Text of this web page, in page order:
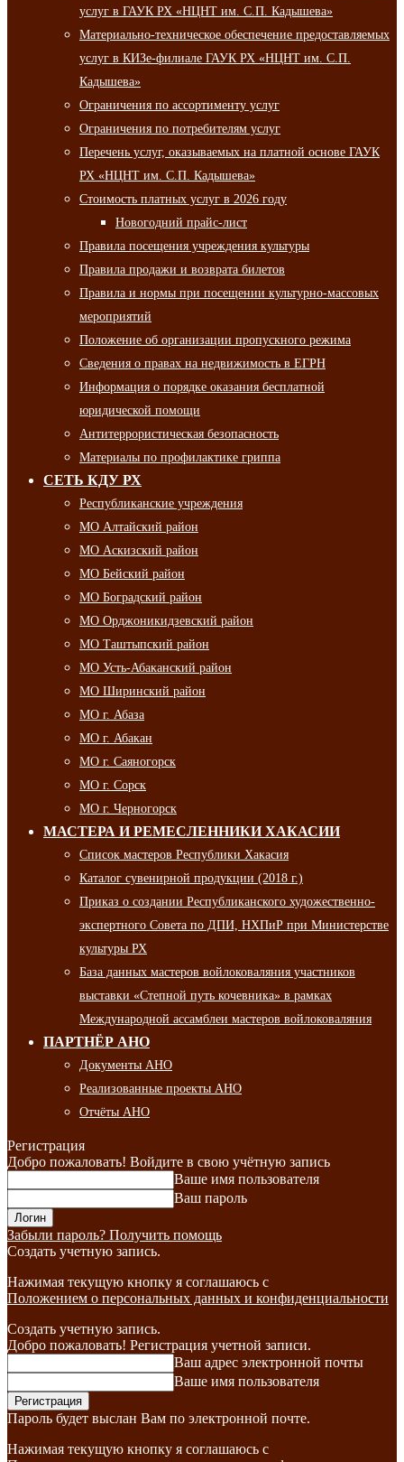
услуг в ГАУК РХ «НЦНТ им. С.П. Кадышева»
Материально-техническое обеспечение предоставляемых
услуг в КИЗе-филиале ГАУК РХ «НЦНТ им. С.П.
Кадышева»
Ограничения по ассортименту услуг
Ограничения по потребителям услуг
Перечень услуг, оказываемых на платной основе ГАУК
РХ «НЦНТ им. С.П. Кадышева»
Стоимость платных услуг в 2026 году
Новогодний прайс-лист
Правила посещения учреждения культуры
Правила продажи и возврата билетов
Правила и нормы при посещении культурно-массовых
мероприятий
Положение об организации пропускного режима
Сведения о правах на недвижимость в ЕГРН
Информация о порядке оказания бесплатной
юридической помощи
Антитеррористическая безопасность
Материалы по профилактике гриппа
СЕТЬ КДУ РХ
Республиканские учреждения
МО Алтайский район
МО Аскизский район
МО Бейский район
МО Боградский район
МО Орджоникидзевский район
МО Таштыпский район
МО Усть-Абаканский район
МО Ширинский район
МО г. Абаза
МО г. Абакан
МО г. Саяногорск
МО г. Сорск
МО г. Черногорск
МАСТЕРА И РЕМЕСЛЕННИКИ ХАКАСИИ
Список мастеров Республики Хакасия
Каталог сувенирной продукции (2018 г.)
Приказ о создании Республиканского художественно-
экспертного Совета по ДПИ, НХПиР при Министерстве
культуры РХ
База данных мастеров войлоковаляния участников
выставки «Степной путь кочевника» в рамках
Международной ассамблеи мастеров войлоковаляния
ПАРТНЁР АНО
Документы АНО
Реализованные проекты АНО
Отчёты АНО
Регистрация
Добро пожаловать! Войдите в свою учётную запись
Ваше имя пользователя
Ваш пароль
Забыли пароль? Получить помощь
Создать учетную запись.
Нажимая текущую кнопку я соглашаюсь с
Положением о персональных данных и конфиденциальности
Создать учетную запись.
Добро пожаловать! Регистрация учетной записи.
Ваш адрес электронной почты
Ваше имя пользователя
Пароль будет выслан Вам по электронной почте.
Нажимая текущую кнопку я соглашаюсь с